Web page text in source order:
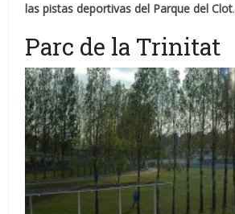
las pistas deportivas del Parque del Clot.
Parc de la Trinitat